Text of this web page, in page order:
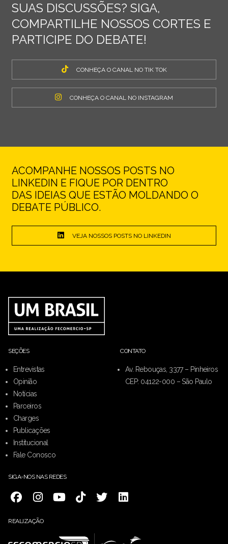
SUAS DISCUSSÕES? SIGA,
COMPARTILHE NOSSOS CORTES E
PARTICIPE DO DEBATE!
CONHEÇA O CANAL NO TIK TOK
CONHEÇA O CANAL NO INSTAGRAM
ACOMPANHE NOSSOS POSTS NO
LINKEDIN E FIQUE POR DENTRO
DAS IDEIAS QUE ESTÃO MOLDANDO O
DEBATE PÚBLICO.
VEJA NOSSOS POSTS NO LINKEDIN
SEÇÕES
Entrevistas
Opinião
Notícias
Parceiros
Charges
Publicações
Institucional
Fale Conosco
CONTATO
Av. Rebouças, 3377 – Pinheiros
CEP: 04122-000 – São Paulo
SIGA-NOS NAS REDES
REALIZAÇÃO